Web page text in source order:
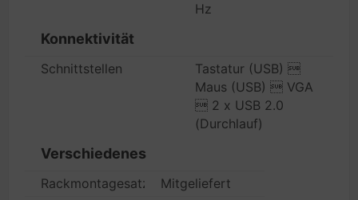
Hz
Konnektivität
Schnittstellen
Tastatur (USB) 
Maus (USB)  VGA
 2 x USB 2.0
(Durchlauf)
Verschiedenes
Rackmontagesatz
Mitgeliefert